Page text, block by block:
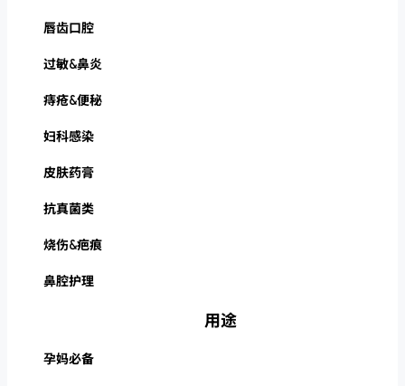
唇齿口腔
过敏&鼻炎
痔疮&便秘
妇科感染
皮肤药膏
抗真菌类
烧伤&疤痕
鼻腔护理
用途
孕妈必备